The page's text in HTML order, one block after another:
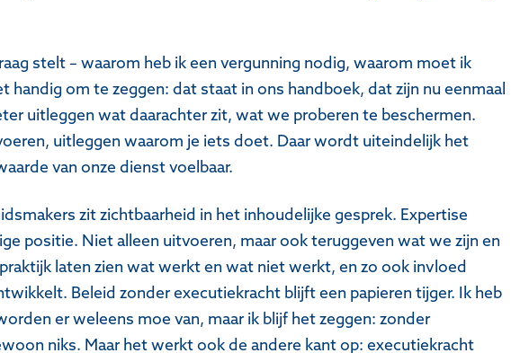
stelt – waarom heb ik een vergunning nodig, waarom moet ik
handig om te zeggen: dat staat in ons handboek, dat zijn nu eenmaal
uitleggen wat daarachter zit, wat we proberen te beschermen.
uitleggen waarom je iets doet. Daar wordt uiteindelijk het
van onze dienst voelbaar.
zit zichtbaarheid in het inhoudelijke gesprek. Expertise
positie. Niet alleen uitvoeren, maar ook teruggeven wat we zijn en
laten zien wat werkt en wat niet werkt, en zo ook invloed
Beleid zonder executiekracht blijft een papieren tijger. Ik heb
er weleens moe van, maar ik blijf het zeggen: zonder
niks. Maar het werkt ook de andere kant op: executiekracht